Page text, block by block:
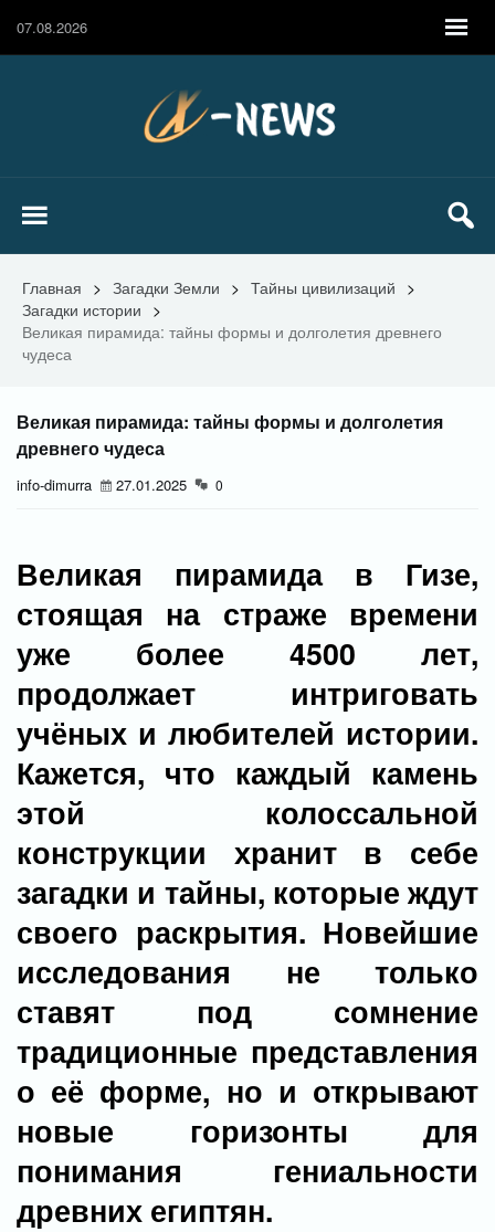
07.08.2026
Главная > Загадки Земли > Тайны цивилизаций >
Загадки истории >
Великая пирамида: тайны формы и долголетия древнего
чудеса
Великая пирамида: тайны формы и долголетия
древнего чудеса
info-dimurra 27.01.2025 0
Великая пирамида в Гизе,
стоящая на страже времени
уже более 4500 лет,
продолжает интриговать
учёных и любителей истории.
Кажется, что каждый камень
этой колоссальной
конструкции хранит в себе
загадки и тайны, которые ждут
своего раскрытия. Новейшие
исследования не только
ставят под сомнение
традиционные представления
о её форме, но и открывают
новые горизонты для
понимания гениальности
древних египтян.